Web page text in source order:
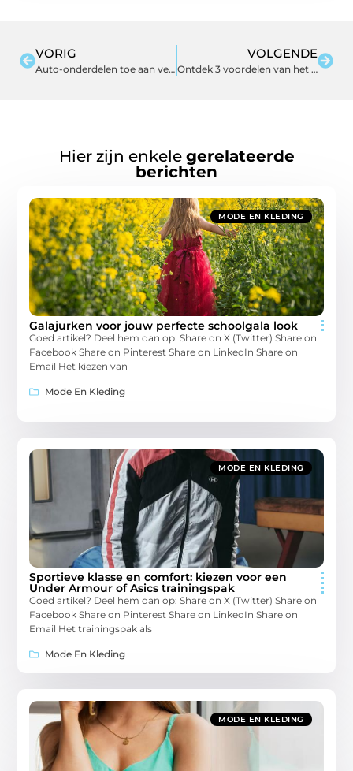
VORIG
Auto-onderdelen toe aan vervanging? DIY!
VOLGENDE
Ontdek 3 voordelen van het gebruik van verzenddozen op maat
Hier zijn enkele gerelateerde
berichten
MODE EN KLEDING
Galajurken voor jouw perfecte schoolgala look
Goed artikel? Deel hem dan op: Share on X (Twitter) Share on
Facebook Share on Pinterest Share on LinkedIn Share on
Email Het kiezen van
Mode En Kleding
MODE EN KLEDING
Sportieve klasse en comfort: kiezen voor een
Under Armour of Asics trainingspak
Goed artikel? Deel hem dan op: Share on X (Twitter) Share on
Facebook Share on Pinterest Share on LinkedIn Share on
Email Het trainingspak als
Mode En Kleding
MODE EN KLEDING